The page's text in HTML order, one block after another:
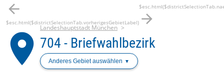
arrow_back
$esc.html($districtSelectionTab.vorherigesGebietLabel) arrow_forward
place
Landeshauptstadt München
704 - Briefwahlbezirk
Anderes Gebiet auswählen